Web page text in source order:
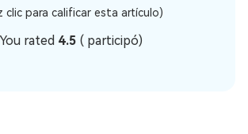
clic para calificar esta artículo)
You rated 4.5 (participó)